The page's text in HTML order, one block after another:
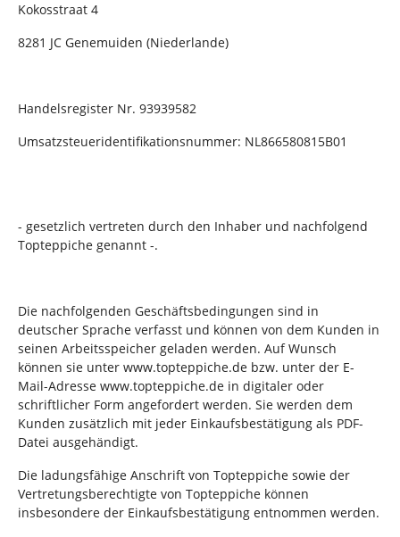
Kokosstraat 4
8281 JC Genemuiden (Niederlande)
Handelsregister Nr. 93939582
Umsatzsteueridentifikationsnummer: NL866580815B01
- gesetzlich vertreten durch den Inhaber und nachfolgend
Topteppiche genannt -.
Die nachfolgenden Geschäftsbedingungen sind in
deutscher Sprache verfasst und können von dem Kunden in
seinen Arbeitsspeicher geladen werden. Auf Wunsch
können sie unter www.topteppiche.de bzw. unter der E-
Mail-Adresse www.topteppiche.de in digitaler oder
schriftlicher Form angefordert werden. Sie werden dem
Kunden zusätzlich mit jeder Einkaufsbestätigung als PDF-
Datei ausgehändigt.
Die ladungsfähige Anschrift von Topteppiche sowie der
Vertretungsberechtigte von Topteppiche können
insbesondere der Einkaufsbestätigung entnommen werden.